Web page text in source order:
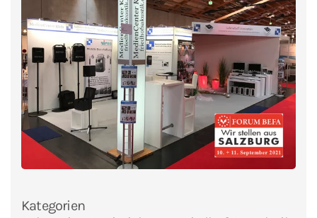
Kategorien